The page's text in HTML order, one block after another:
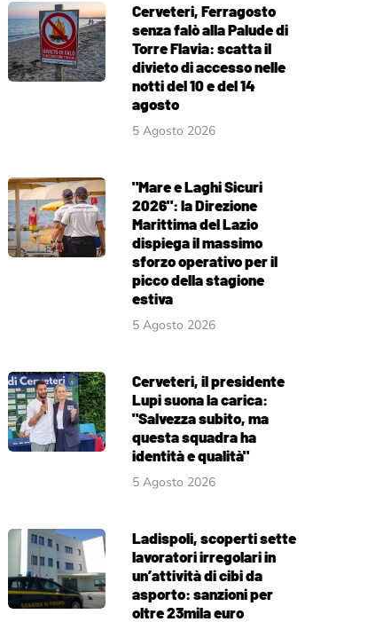
Cerveteri, Ferragosto
senza falò alla Palude di
Torre Flavia: scatta il
divieto di accesso nelle
notti del 10 e del 14
agosto
5 Agosto 2026
"Mare e Laghi Sicuri
2026": la Direzione
Marittima del Lazio
dispiega il massimo
sforzo operativo per il
picco della stagione
estiva
5 Agosto 2026
Cerveteri, il presidente
Lupi suona la carica:
"Salvezza subito, ma
questa squadra ha
identità e qualità"
5 Agosto 2026
Ladispoli, scoperti sette
lavoratori irregolari in
un’attività di cibi da
asporto: sanzioni per
oltre 23mila euro